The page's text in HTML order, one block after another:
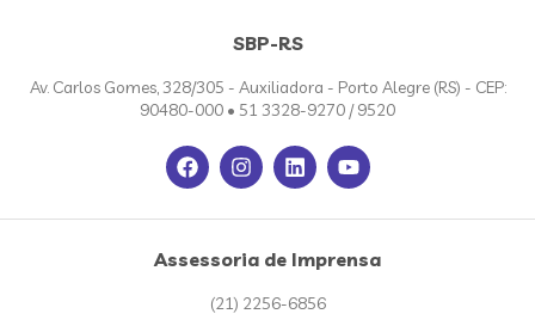
SBP-RS
Av. Carlos Gomes, 328/305 - Auxiliadora - Porto Alegre (RS) - CEP:
90480-000 • 51 3328-9270 / 9520
Assessoria de Imprensa
(21) 2256-6856